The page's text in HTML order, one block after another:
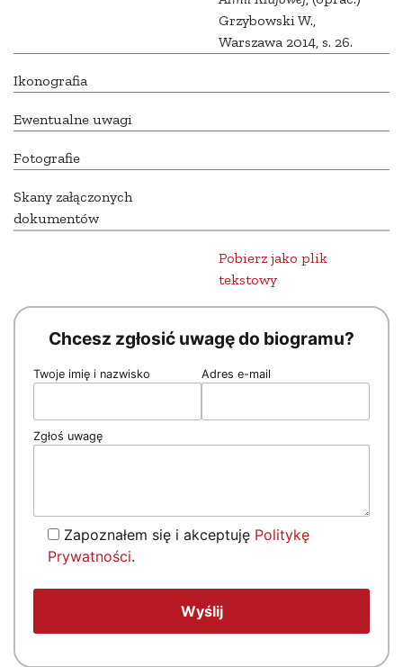
Grzybowski W.,
Warszawa 2014, s. 26.
Ikonografia
Ewentualne uwagi
Fotografie
Skany załączonych
dokumentów
Pobierz jako plik
tekstowy
Chcesz zgłosić uwagę do biogramu?
Twoje imię i nazwisko Adres e-mail
Zgłoś uwagę
Zapoznałem się i akceptuję Politykę
Prywatności.